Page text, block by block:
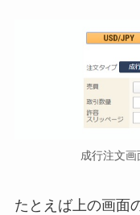
成行注文
たとえば上の画面